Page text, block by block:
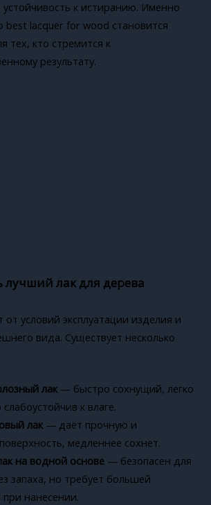
к истиранию. Именно
best lacquer for wood становится
тех, кто стремится к
результату.
лучший лак для дерева
от условий эксплуатации изделия и
вида. Существует несколько
лак— быстро сохнущий, легко
к влаге.
лак— даёт прочную и
медленнее сохнет.
на водной основе— безопасен для
запаха, но требует большей
нанесении.